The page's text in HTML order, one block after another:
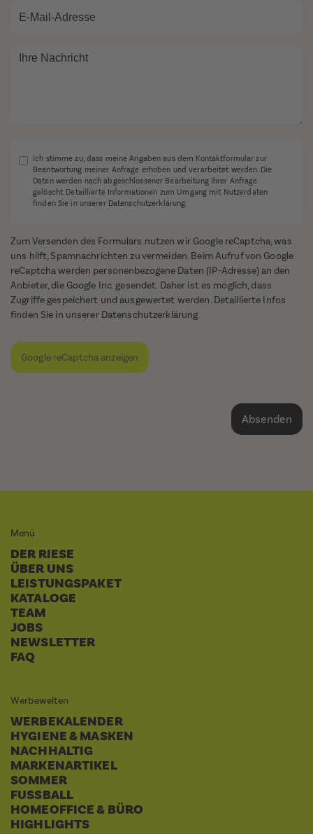
Ich stimme zu, dass meine Angaben aus dem Kontaktformular zur
Beantwortung meiner Anfrage erhoben und verarbeitet werden. Die
Daten werden nach abgeschlossener Bearbeitung Ihrer Anfrage
gelöscht. Detaillierte Informationen zum Umgang mit Nutzerdaten
finden Sie in unserer Datenschutzerklärung.
Zum Versenden des Formulars nutzen wir Google reCaptcha, was
uns hilft, Spamnachrichten zu vermeiden. Beim Aufruf von Google
reCaptcha werden personenbezogene Daten (IP-Adresse) an den
Anbieter, die Google Inc. gesendet. Daher ist es möglich, dass
Zugriffe gespeichert und ausgewertet werden. Detaillierte Infos
finden Sie in unserer Datenschutzerklärung.
Google reCaptcha anzeigen
Menü
DER RIESE
ÜBER UNS
LEISTUNGSPAKET
KATALOGE
TEAM
JOBS
NEWSLETTER
FAQ
Werbewelten
WERBEKALENDER
HYGIENE & MASKEN
NACHHALTIG
MARKENARTIKEL
SOMMER
FUSSBALL
HOMEOFFICE & BÜRO
HIGHLIGHTS